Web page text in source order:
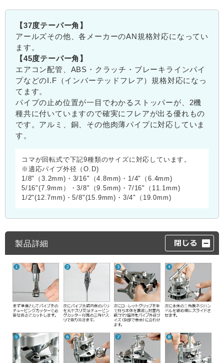
【37度テーパー角】
アールズその他、各メーカーのAN規格対応になってい
ます。
【45度テーパー角】
エアコン配管、ABS・クラッチ・ブレーキラインパイ
プなどのI.F（インバーテッドフレア）規格対応になっ
てます。
パイプの止め位置が一目でわかるストッパーが、2機
種共に付いていますので確実にフレアが出る優れもの
です。アルミ、銅、その他肉薄パイプに対応していま
す。
コマが回転式で下記9種類のサイズに対応しています。
※適応パイプ外径（O.D)
1/8"（3.2mm)・3/16"（4.8mm)・1/4"（6.4mm)
5/16"(7.9mm）・3/8"（9.5mm)・7/16"（11.1mm)
1/2"(12.7mm)・5/8"(15.9mm)・3/4"（19.0mm)
製品詳細